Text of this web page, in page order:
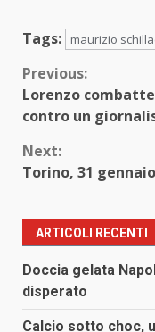
Tags: maurizio
Continue
Reading
Previous:
Lorenzo
contro un
Next:
Torino, 31
ARTICOLI RECENTI
Doccia gelata
disperato
Calcio sotto choc,